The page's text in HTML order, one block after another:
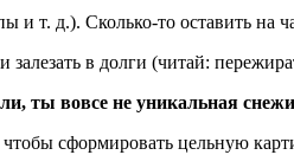
и т. д.). Сколько-то оставить
залезать в долги (читай:
ты вовсе не уникальная
сформировать цельную